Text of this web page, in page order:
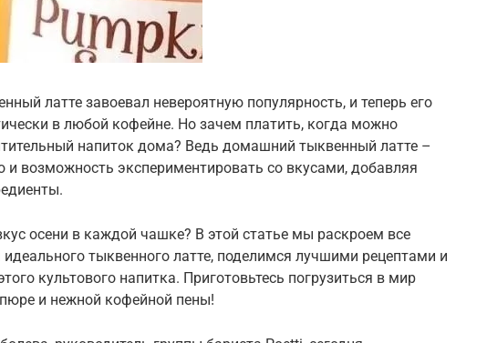
латте завоевал невероятную популярность, и теперь его
в любой кофейне. Но зачем платить, когда можно
напиток дома? Ведь домашний тыквенный латте –
и возможность экспериментировать со вкусами, добавляя
осени в каждой чашке? В этой статье мы раскроем все
идеального тыквенного латте, поделимся лучшими рецептами и
культового напитка. Приготовьтесь погрузиться в мир
и нежной кофейной пены!